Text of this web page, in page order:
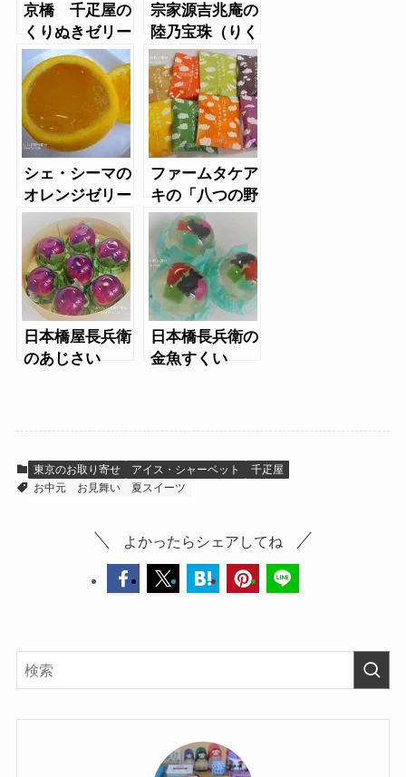
京橋 千疋屋の
くりぬきゼリー
宗家源吉兆庵の
陸乃宝珠（りく
のほうじゅ）
シェ・シーマの
オレンジゼリー
ファームタケア
キの「八つの野
サイ」モナカジ
ェラート
日本橋屋長兵衛
のあじさい
日本橋長兵衛の
金魚すくい
東京のお取り寄せ アイス・シャーベット
千疋屋
お中元
お見舞い 夏スイーツ
よかったらシェアしてね